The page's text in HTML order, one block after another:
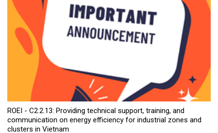
ROEI - C2.2.13: Providing technical support, training, and
communication on energy efficiency for industrial zones and
clusters in Vietnam